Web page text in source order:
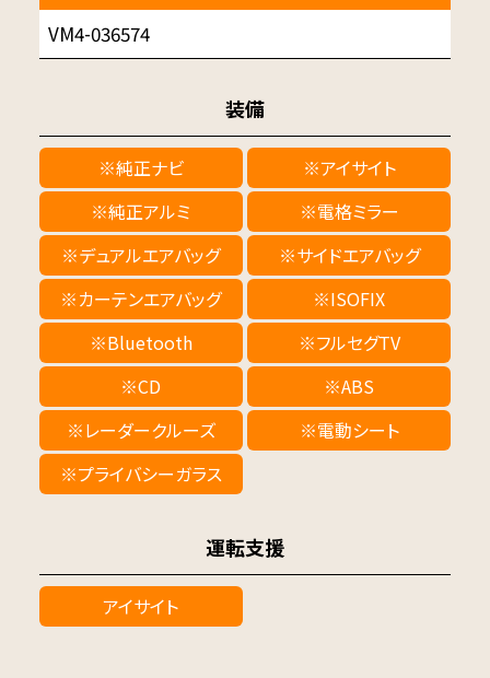
VM4-036574
装備
※純正ナビ
※アイサイト
※純正アルミ
※電格ミラー
※デュアルエアバッグ
※サイドエアバッグ
※カーテンエアバッグ
※ISOFIX
※Bluetooth
※フルセグTV
※CD
※ABS
※レーダークルーズ
※電動シート
※プライバシーガラス
運転支援
アイサイト